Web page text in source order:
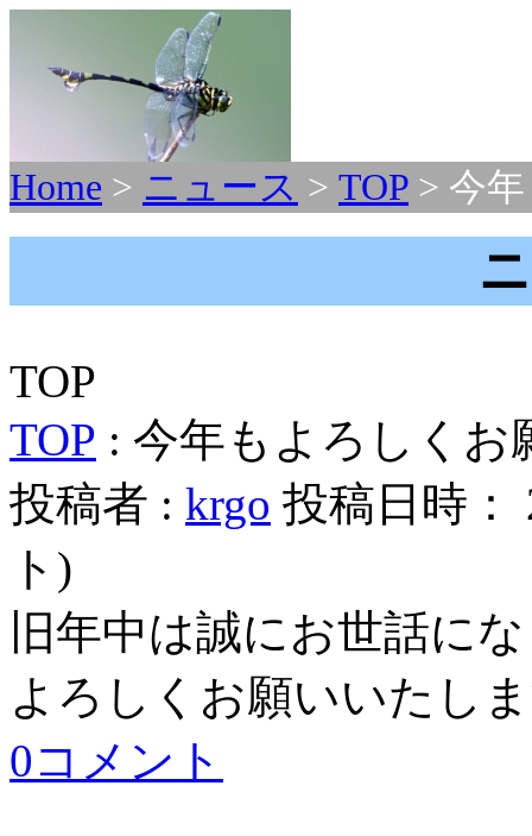
Home > ニュース > TOP > 今
TOP
TOP : 今年もよろしくお
投稿者 : krgo 投稿日時：
ト )
旧年中は誠にお世話に
よろしくお願いいたし
0コメント